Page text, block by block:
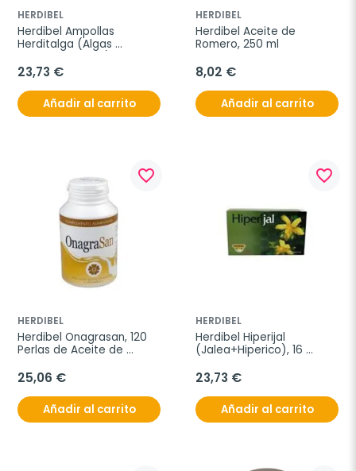
HERDIBEL
Herdibel Ampollas
Herditalga (Algas
unidades
23,73 €
Añadir al carrito
HERDIBEL
Herdibel Aceite de
Romero, 250 ml
8,02 €
Añadir al carrito
favorite_border
HERDIBEL
Herdibel Onagrasan, 120
Perlas de Aceite de
25,06 €
Añadir al carrito
favorite_border
HERDIBEL
Herdibel Hiperijal
(Jalea+Hiperico), 16
23,73 €
Añadir al carrito